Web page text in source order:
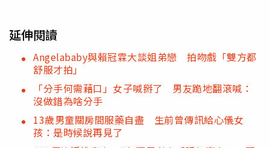
延伸閱讀
Angelababy與賴冠霖大談姐弟戀 拍吻戲「雙方都
舒服才拍」
「分手何需藉口」女子喊掰了 男友跪地翻滾喊：
沒做錯為啥分手
13歲男童關房間服藥自盡 生前曾傳訊給心儀女
孩：是時候說再見了